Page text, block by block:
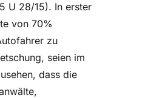
U 28/15). In erster
von 70%
zu
seien im
dass die